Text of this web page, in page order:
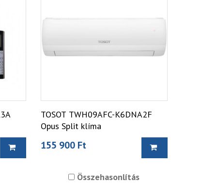
TOSOT TWH09AFC-K6DNA2F
Opus Split klíma
155 900 Ft
Összehasonlítás